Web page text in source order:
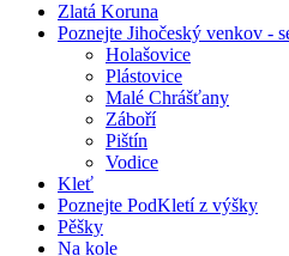
Zlatá Koruna
Poznejte Jihočeský venkov -
Holašovice
Plástovice
Malé Chrášťany
Záboří
Pištín
Vodice
Kleť
Poznejte PodKletí z výšky
Pěšky
Na kole